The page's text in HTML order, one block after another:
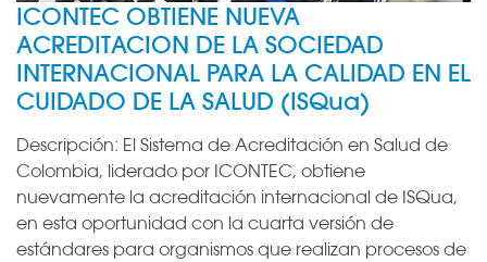
ICONTEC OBTIENE NUEVA
ACREDITACION DE LA SOCIEDAD
INTERNACIONAL PARA LA CALIDAD EN EL
CUIDADO DE LA SALUD (ISQua)
Descripción: El Sistema de Acreditación en Salud de
Colombia, liderado por ICONTEC, obtiene
nuevamente la acreditación internacional de ISQua,
en esta oportunidad con la cuarta versión de
estándares para organismos que realizan procesos de